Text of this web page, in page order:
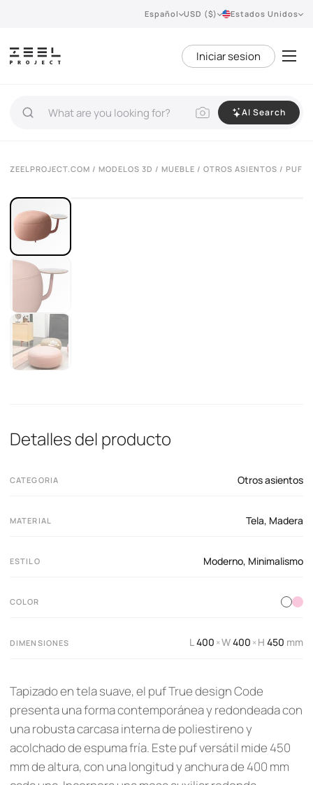
Español USD ($) Estados Unidos
Iniciar sesion
AI Search
ZEELPROJECT.COM / MODELOS 3D / MUEBLE / OTROS ASIENTOS / PUF
VIEW 360°
Detalles del producto
CATEGORIA Otros asientos
MATERIAL Tela, Madera
ESTILO Moderno, Minimalismo
COLOR
DIMENSIONES L400 ×W400 ×H 450 mm
Tapizado en tela suave, el puf True design Code
presenta una forma contemporánea y redondeada con
una robusta carcasa interna de poliestireno y
acolchado de espuma fría. Este puf versátil mide 450
mm de altura, con una longitud y anchura de 400 mm